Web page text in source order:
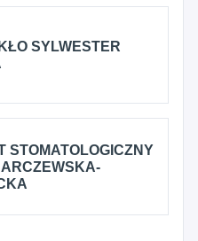
SYLWESTER
STOMATOLOGICZNY